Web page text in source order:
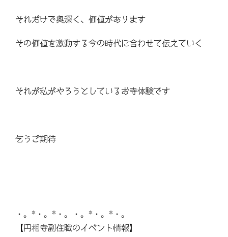
それだけで奥深く、価値があります
その価値を激動する今の時代に合わせて伝えていく
それが私がやろうとしているお寺体験です
乞うご期待
・。*・。*・。・。*・。*・。
【円相寺副住職のイベント情報】